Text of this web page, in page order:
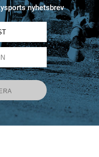
nyhetsbrev